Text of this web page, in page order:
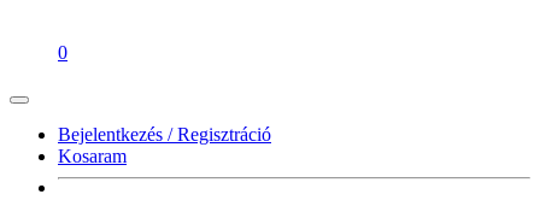
0
Bejelentkezés / Regisztráció
Kosaram